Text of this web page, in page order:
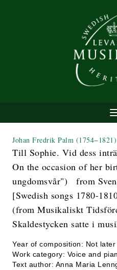
Johan Fredrik Palm (1754−1821)
Till Sophie. Vid dess
On the occasion of her
ungdomsvår") from
[Swedish songs 1780-
(from Musikaliskt
Skaldestycken satte i
Year of composition: Not
Work category: Voice and
Text author: Anna Maria